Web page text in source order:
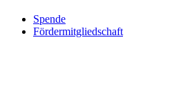
Spende
Fördermitgliedschaft